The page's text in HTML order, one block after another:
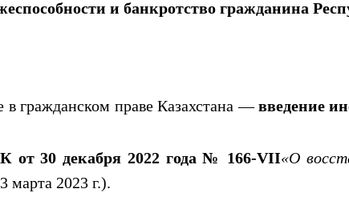
и банкротство гражданина
в гражданском праве Казахстана —введение
от 30 декабря 2022 года № 166-VII«О
марта 2023 г.).